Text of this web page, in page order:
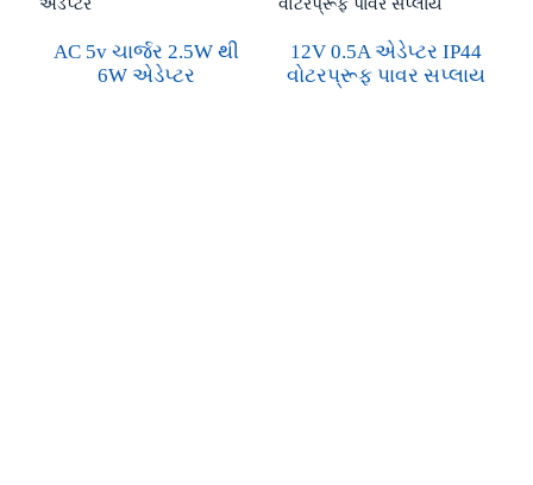
AC 5v ચાર્જર 2.5W થી
6W એડેપ્ટર
12V 0.5A એડેપ્ટર IP44
વોટરપ્રૂફ પાવર સપ્લાય